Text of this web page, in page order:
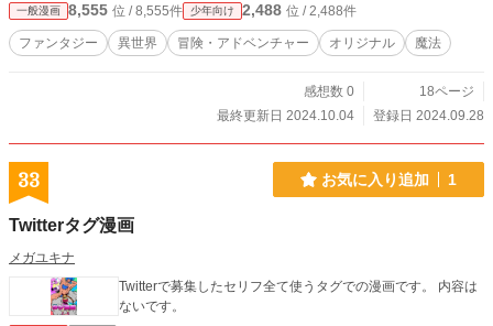
一般漫画 8,555 位 / 8,555件 少年向け 2,488 位 / 2,488件
ファンタジー 異世界 冒険・アドベンチャー オリジナル 魔法
感想数 0
18ページ
最終更新日 2024.10.04
登録日 2024.09.28
33 お気に入り追加 1
Twitterタグ漫画
メガユキナ
Twitterで募集したセリフ全て使うタグでの漫画です。 内容は
ないです。